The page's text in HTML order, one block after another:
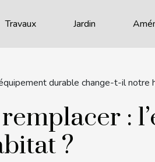
Travaux Jardin
durable change-t-il notre
:
?